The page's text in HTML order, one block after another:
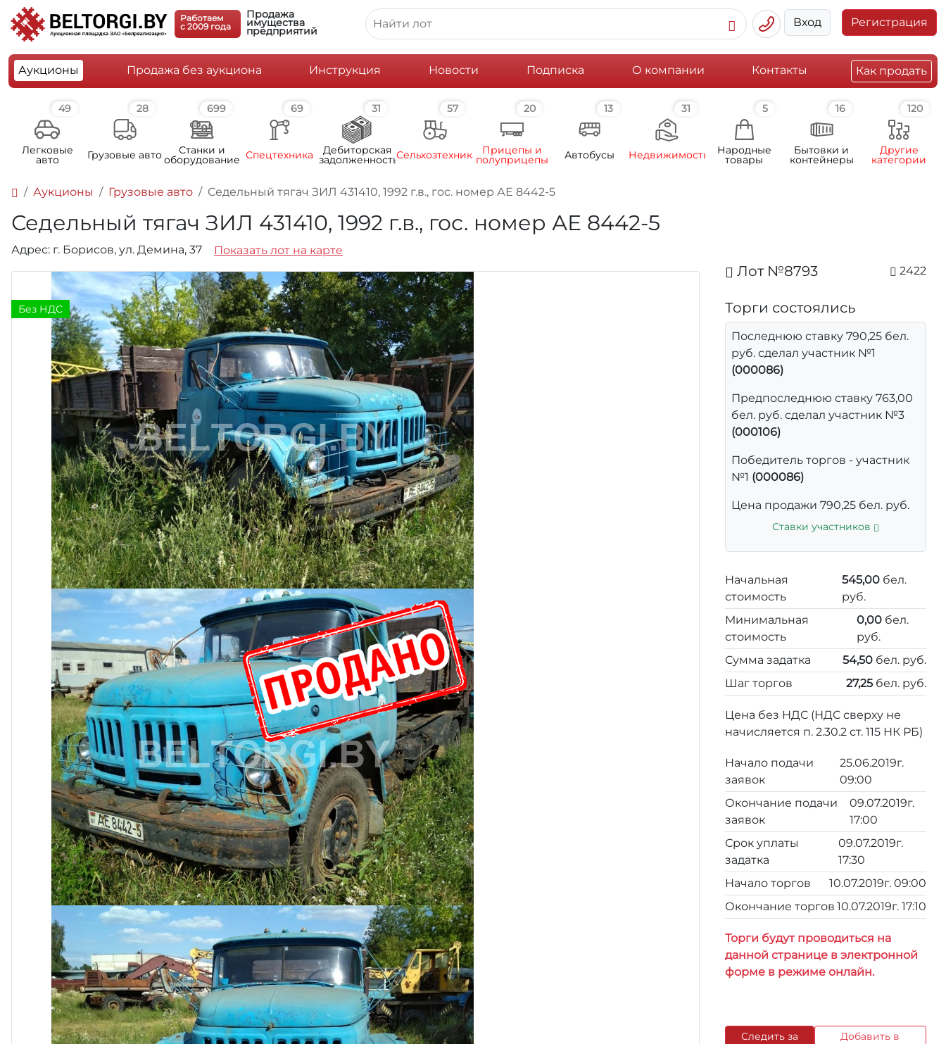
Работаем
c 2009 года
Продажа
имущества
предприятий
Вход Регистрация
Аукционы Продажа без аукциона Инструкция Новости Подписка О компании Контакты Как продать
49
Легковые
авто
28
Грузовые авто
699
Станки и
оборудование
69
Спецтехника
31
Дебиторская
задолженность
57
Сельхозтехника
20
Прицепы и
полуприцепы
13
Автобусы
31
Недвижимость
5
Народные
товары
16
Бытовки и
контейнеры
120
Другие
категории
Аукционы Грузовые авто Седельный тягач ЗИЛ 431410, 1992 г.в., гос. номер АЕ 8442-5
Седельный тягач ЗИЛ 431410, 1992 г.в., гос. номер АЕ 8442-5
Адрес: г. Борисов, ул. Демина, 37 Показать лот на карте
Без НДС
Лот №8793 2422
Торги состоялись
Последнюю ставку 790,25 бел.
руб. сделал участник №1
(000086)
Предпоследнюю ставку 763,00
бел. руб. сделал участник №3
(000106)
Победитель торгов - участник
№1 (000086)
Цена продажи 790,25 бел. руб.
Ставки участников
Начальная
стоимость
545,00 бел.
руб.
Минимальная
стоимость
0,00бел.
руб.
Сумма задатка
54,50 бел. руб.
Шаг торгов
27,25 бел. руб.
Цена без НДС (НДС сверху не
начисляется п. 2.30.2 ст. 115 НК РБ)
Начало подачи
заявок
25.06.2019г.
09:00
Окончание подачи
заявок
09.07.2019г.
17:00
Срок уплаты
задатка
09.07.2019г.
17:30
Начало торгов
10.07.2019г. 09:00
Окончание торгов 10.07.2019г. 17:10
Торги будут проводиться на
данной странице в электронной
форме в режиме онлайн.
Следить за
Добавить в